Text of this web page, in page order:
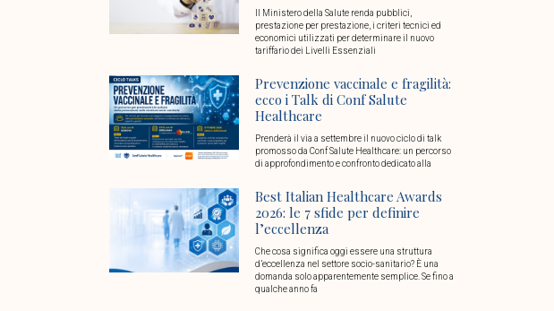
Il Ministero della Salute renda pubblici,
prestazione per prestazione, i criteri tecnici ed
economici utilizzati per determinare il nuovo
tariffario dei Livelli Essenziali
Prevenzione vaccinale e fragilità:
ecco i Talk di Conf Salute
Healthcare
Prenderà il via a settembre il nuovo ciclo di talk
promosso da Conf Salute Healthcare: un percorso
di approfondimento e confronto dedicato alla
Best Italian Healthcare Awards
2026: le 7 sfide per definire
l’eccellenza
Che cosa significa oggi essere una struttura
d’eccellenza nel settore socio-sanitario? È una
domanda solo apparentemente semplice. Se fino a
qualche anno fa